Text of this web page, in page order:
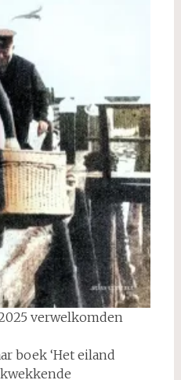
verwelkomden
boek ‘Het eiland